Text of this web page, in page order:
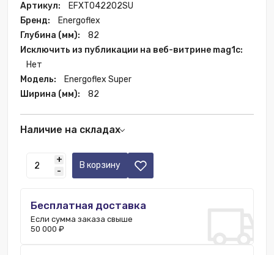
Артикул:
EFXT042202SU
Бренд:
Energoflex
Глубина (мм):
82
Исключить из публикации на веб-витрине mag1c:
Нет
Модель:
Energoflex Super
Ширина (мм):
82
Наличие на складах
Москва:
796 шт.
+
-
В корзину
Бесплатная доставка
Если сумма заказа свыше
50 000 ₽